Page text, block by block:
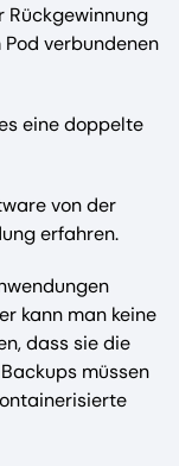
Rückgewinnung
verbundenen
eine doppelte
von der
erfahren.
kann man keine
dass sie die
müssen